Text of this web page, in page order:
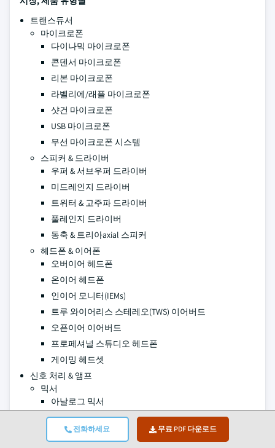
전화하세요 무료 PDF 다운로드
트랜스듀서
마이크로폰
다이나믹 마이크로폰
콘덴서 마이크로폰
리본 마이크로폰
라벨리에/래플 마이크로폰
샷건 마이크로폰
USB 마이크로폰
무선 마이크로폰 시스템
스피커 & 드라이버
우퍼 & 서브우퍼 드라이버
미드레인지 드라이버
트위터 & 고주파 드라이버
풀레인지 드라이버
동축 & 트리아axial 스피커
헤드폰 & 이어폰
오버이어 헤드폰
온이어 헤드폰
인이어 모니터(IEMs)
트루 와이어리스 스테레오(TWS) 이어버드
오픈이어 이어버드
프로페셔널 스튜디오 헤드폰
게이밍 헤드셋
신호 처리 & 앰프
믹서
아날로그 믹서
디지털 믹서
파워드 믹서